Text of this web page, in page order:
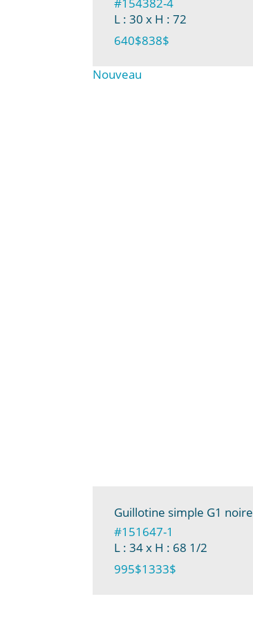
L : 30 x H : 72
640$838$
Nouveau
Guillotine simple G1 noire
#151647-1
L : 34x H : 68 1/2
995$1333$